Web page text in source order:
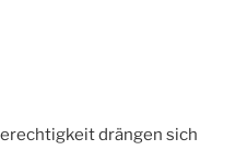
drängen sich